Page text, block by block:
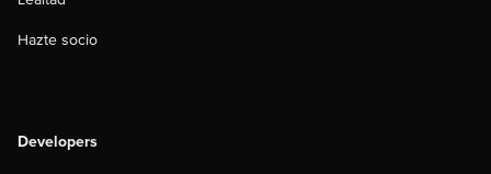
Hazte socio
Developers